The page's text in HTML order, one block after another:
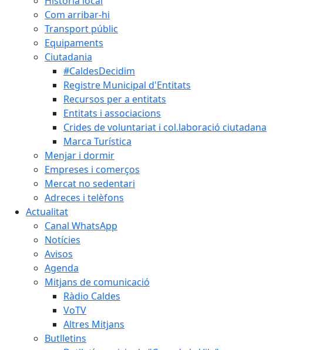
Com arribar-hi
Transport públic
Equipaments
Ciutadania
#CaldesDecidim
Registre Municipal d'Entitats
Recursos per a entitats
Entitats i associacions
Crides de voluntariat i col.laboració ciutadana
Marca Turística
Menjar i dormir
Empreses i comerços
Mercat no sedentari
Adreces i telèfons
Actualitat
Canal WhatsApp
Notícies
Avisos
Agenda
Mitjans de comunicació
Ràdio Caldes
VoTV
Altres Mitjans
Butlletins